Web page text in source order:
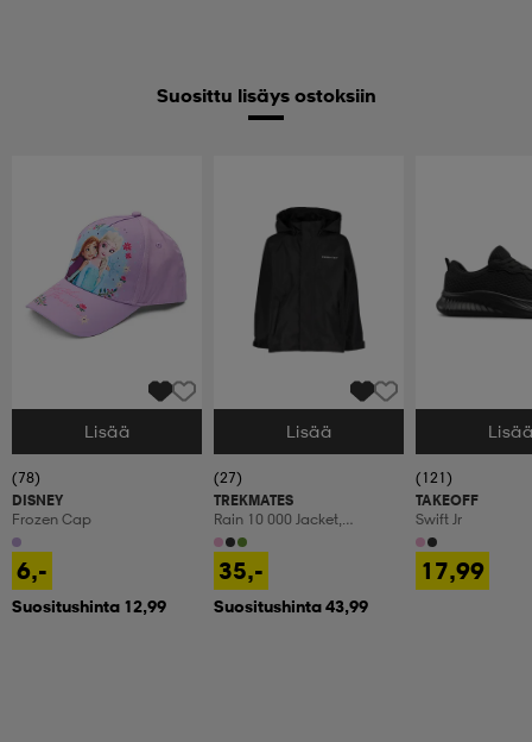
Suosittu lisäys ostoksiin
Valitse Koko
Lisää
(78)
DISNEY
Frozen Cap
6,-
Suositushinta 12,99
Valitse Koko
Lisää
(27)
TREKMATES
Rain 10 000 Jacket,
Sadetakki, Lasten
35,-
Suositushinta 43,99
Valitse Koko
(121)
TAKEOFF
Swift Jr
17,99